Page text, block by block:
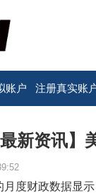
账户 注册真实账
最新资讯
度财政数据显